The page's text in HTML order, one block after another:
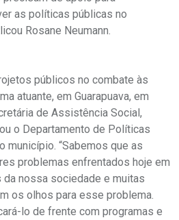
as políticas públicas no
Rosane Neumann.
públicos no combate às
atuante, em Guarapuava, em
de Assistência Social,
o Departamento de Políticas
município. “Sabemos que as
problemas enfrentados hoje em
nossa sociedade e muitas
os olhos para esse problema.
lo de frente com programas e